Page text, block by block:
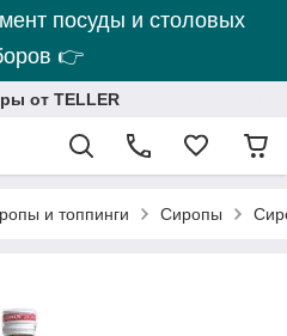
посуды и столовых
👉
от TELLER
и топпинги Сиропы